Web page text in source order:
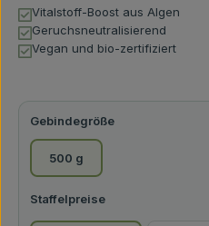
Vitalstoff-Boost aus Algen
Geruchsneutralisierend
Vegan und bio-zertifiziert
Gebindegrößeauswählen
500 g